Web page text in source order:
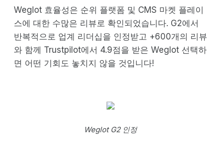
Weglot 효율성은 순위 플랫폼 및 CMS 마켓 플레이
스에 대한 수많은 리뷰로 확인되었습니다. G2에서
반복적으로 업계 리더십을 인정받고 +600개의 리뷰
와 함께 Trustpilot에서 4.9점을 받은 Weglot 선택하
면 어떤 기회도 놓치지 않을 것입니다!
Weglot G2 인정